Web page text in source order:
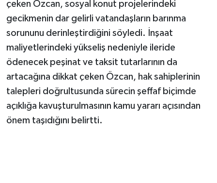
çeken Özcan, sosyal konut projelerindeki
gecikmenin dar gelirli vatandaşların barınma
sorununu derinleştirdiğini söyledi. İnşaat
maliyetlerindeki yükseliş nedeniyle ileride
ödenecek peşinat ve taksit tutarlarının da
artacağına dikkat çeken Özcan, hak sahiplerinin
talepleri doğrultusunda sürecin şeffaf biçimde
açıklığa kavuşturulmasının kamu yararı açısından
önem taşıdığını belirtti.